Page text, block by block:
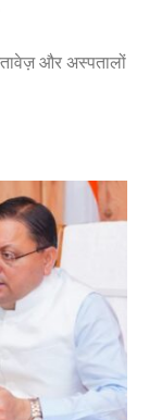
और अस्पतालों